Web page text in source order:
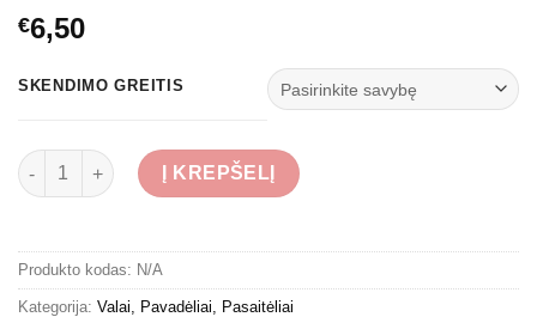
€6,50
SKENDIMO GREITIS
produkto kiekis: Traper Polyleader 8' 25 lb
Į KREPŠELĮ
Produkto kodas: N/A
Kategorija: Valai, Pavadėliai, Pasaitėliai